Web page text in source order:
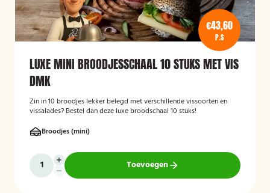
€43,60
P.S
LUXE MINI BROODJESSCHAAL 10 STUKS MET VIS
DMK
Zin in 10 broodjes lekker belegd met verschillende vissoorten en
vissalades? Bestel dan deze luxe broodschaal 10 stuks!
Broodjes (mini)
Toevoegen